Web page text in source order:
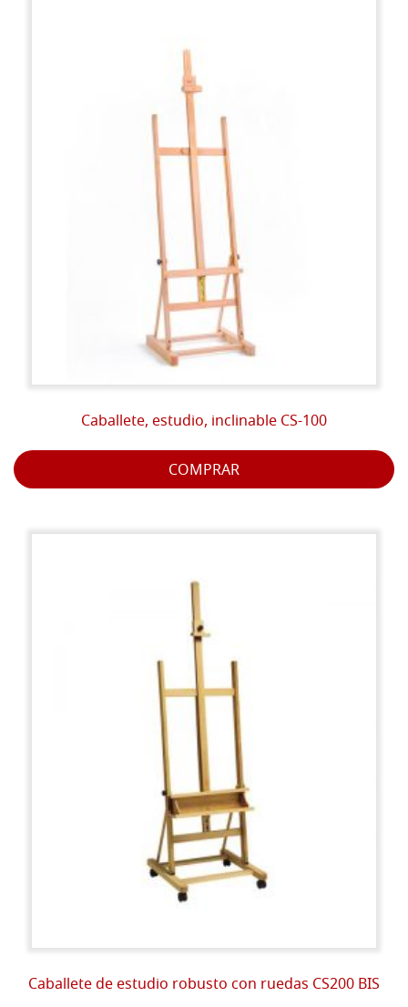
Caballete, estudio, inclinable CS-100
COMPRAR
Caballete de estudio robusto con ruedas CS200 BIS